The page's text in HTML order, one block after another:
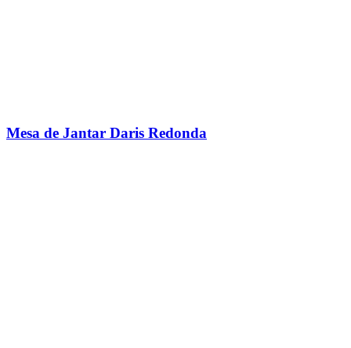
Mesa de Jantar Daris Redonda